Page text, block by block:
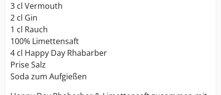
3 cl Vermouth
2 cl Gin
1 cl Rauch
100% Limettensaft
4 cl Happy Day Rhabarber
Prise Salz
Soda zum Aufgießen